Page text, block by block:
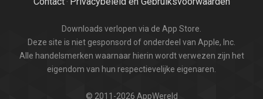
Downloads verlopen via de App Store.
Deze site is niet gesponsord of onderdeel van Apple, Inc.
Alle handelsmerken waarnaar hierin wordt verwezen zijn het
eigendom van hun respectievelijke eigenaren.
© 2011-2026 AppWereld